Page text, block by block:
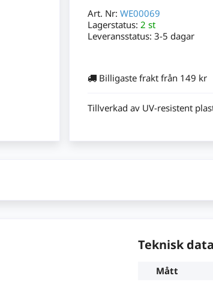
Art. Nr: WE00069
Lagerstatus: 2 st
Leveransstatus: 3-5 dagar
Billigaste frakt från 149 kr
Tillverkad av UV-resistent
Teknisk data
Mått